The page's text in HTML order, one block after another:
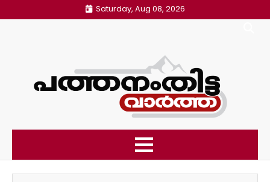
to
Saturday, Aug 08, 2026